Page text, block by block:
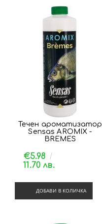
Течен ароматизатор
Sensas AROMIX -
BREMES
€5.98
11.70 лв.
ДОБАВИ В КОЛИЧКА